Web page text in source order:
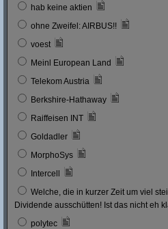
hab keine aktien
ohne Zweifel: AIRBUS!!
voest
Meinl European Land
Telekom Austria
Berkshire-Hathaway
Raiffeisen INT
Goldadler
MorphoSys
Intercell
Welche, die in kurzer Zeit um viel
Dividende ausschütten! Ist das nicht eh
polytec